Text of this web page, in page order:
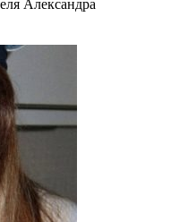
Александра